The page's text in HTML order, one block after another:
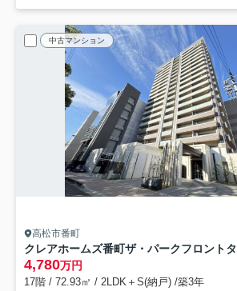
中古マンション
高松市番町
クレアホームズ番町ザ・パークフロント
4,780万円
17階 / 72.93㎡ / 2LDK＋S(納戸) /築3年